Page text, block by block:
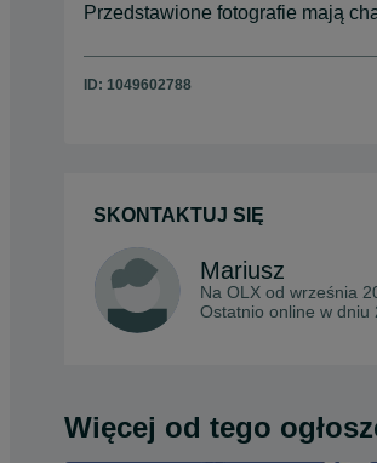
Przedstawione fotografie mają
ID: 1049602788
SKONTAKTUJ SIĘ
Mariusz
Na OLX od września
Ostatnio online w dniu
Więcej od tego